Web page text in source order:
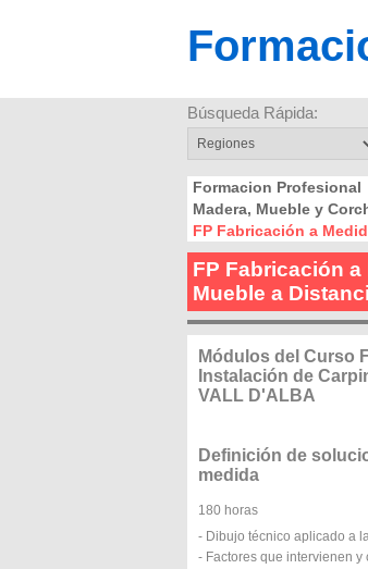
Búsqueda Rápida:
Formacion Profesional
Madera, Mueble y
FP Fabricación a
FP Fabricación
Mueble a
Módulos del Curso
Instalación de
VALL D'ALBA
Definición de
medida
180 horas
- Dibujo técnico aplicado a
- Factores que intervienen